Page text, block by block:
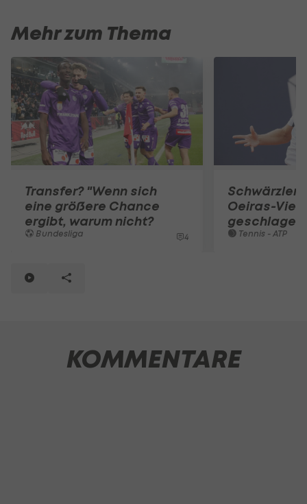
Mehr zum Thema
Transfer? "Wenn sich
eine größere Chance
ergibt, warum nicht?
Bundesliga 4
Schwärzler
Oeiras-
geschlagen
Tennis - ATP
KOMMENTARE